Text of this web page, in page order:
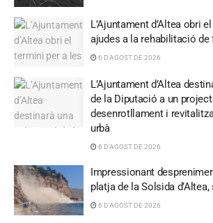
L’Ajuntament d’Altea obri
ajudes a la rehabilitació de
6 D'AGOST DE 2026
L’Ajuntament d’Altea
de la Diputació a un
desenrotllament i
urbà
6 D'AGOST DE 2026
Impressionant
platja de la Solsida
6 D'AGOST DE 2026